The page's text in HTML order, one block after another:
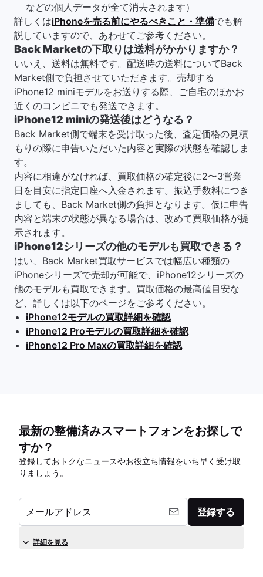
などの個人データが全て消去されます）
詳しくはiPhoneを売る前にやるべきこと・準備でも解
説していますので、あわせてご参考ください。
Back Marketの下取りは送料がかかりますか？
いいえ、送料は無料です。配送時の送料についてBack
Market側で負担させていただきます。売却する
iPhone12 miniモデルをお送りする際、ご自宅のほかお
近くのコンビニでも発送できます。
iPhone12 miniの発送後はどうなる？
Back Market側で端末を受け取った後、査定価格の見積
もりの際に申告いただいた内容と実際の状態を確認しま
す。
内容に相違がなければ、買取価格の確定後に2〜3営業
日を目安に指定口座へ入金されます。振込手数料につき
ましても、Back Market側の負担となります。仮に申告
内容と端末の状態が異なる場合は、改めて買取価格が提
示されます。
iPhone12シリーズの他のモデルも買取できる？
はい、Back Market買取サービスでは幅広い種類の
iPhoneシリーズで売却が可能で、iPhone12シリーズの
他のモデルも買取できます。買取価格の最高値目安な
ど、詳しくは以下のページをご参考ください。
iPhone12モデルの買取詳細を確認
iPhone12 Proモデルの買取詳細を確認
iPhone12 Pro Maxの買取詳細を確認
最新の整備済みスマートフォンをお探しで
すか？
登録しておトクなニュースやお役立ち情報をいち早く受け取
りましょう。
メールアドレス 登録する
詳細を見る